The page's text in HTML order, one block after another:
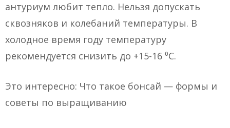
антуриум любит тепло. Нельзя допускать
сквозняков и колебаний температуры. В
холодное время году температуру
рекомендуется снизить до +15-16 ⁰С.
Это интересно: Что такое бонсай — формы и
советы по выращиванию